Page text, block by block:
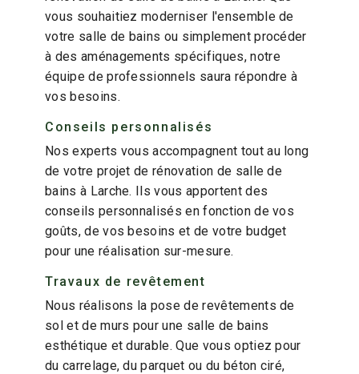
vous souhaitiez moderniser l'ensemble de
votre salle de bains ou simplement procéder
à des aménagements spécifiques, notre
équipe de professionnels saura répondre à
vos besoins.
Conseils personnalisés
Nos experts vous accompagnent tout au long
de votre projet de rénovation de salle de
bains à Larche. Ils vous apportent des
conseils personnalisés en fonction de vos
goûts, de vos besoins et de votre budget
pour une réalisation sur-mesure.
Travaux de revêtement
Nous réalisons la pose de revêtements de
sol et de murs pour une salle de bains
esthétique et durable. Que vous optiez pour
du carrelage, du parquet ou du béton ciré,